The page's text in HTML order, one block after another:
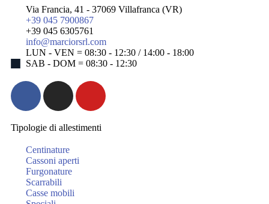
Via Francia, 41 - 37069 Villafranca (VR)
+39 045 7900867
+39 045 6305761
info@marciorsrl.com
LUN - VEN = 08:30 - 12:30 / 14:00 - 18:00
SAB - DOM = 08:30 - 12:30
Tipologie di allestimenti
Centinature
Cassoni aperti
Furgonature
Scarrabili
Casse mobili